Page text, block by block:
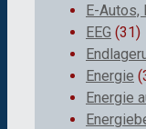
E-Autos,
EEG (31)
Energie
Energie